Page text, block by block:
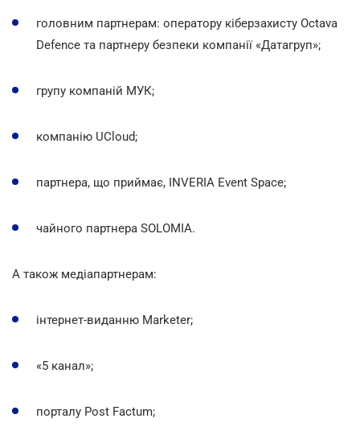
головним партнерам: оператору кіберзахисту Octava
Defence та партнеру безпеки компанії «Датагруп»;
групу компаній МУК;
компанію UCloud;
партнера, що приймає, INVERIA Event Space;
чайного партнера SOLOMIA.
А також медіапартнерам:
інтернет-виданню Marketer;
«5 канал»;
порталу Post Factum;